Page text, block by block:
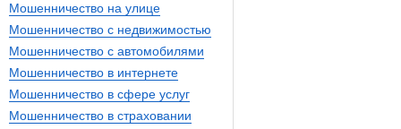
Мошенничество на улице
Мошенничество с недвижимостью
Мошенничество с автомобилями
Мошенничество в интернете
Мошенничество в сфере услуг
Мошенничество в страховании